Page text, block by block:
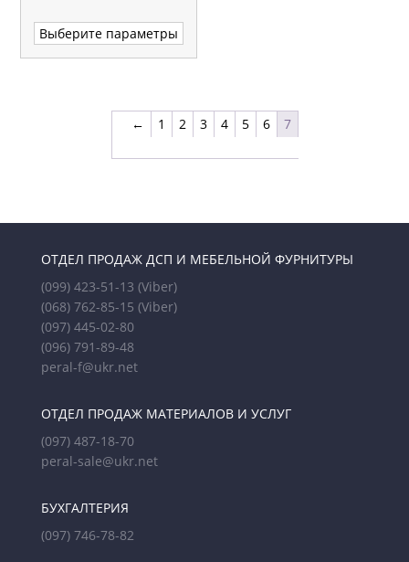
292,34 грн.
–
Выберите параметры
Этот
товар
имеет
Опции
товара.
← 1 2 3 4 5 6 7
ОТДЕЛ ПРОДАЖ ДСП И МЕБЕЛЬНОЙ ФУРНИТУРЫ
(099) 423-51-13 (Viber)
(068) 762-85-15 (Viber)
(097) 445-02-80
(096) 791-89-48
peral-f@ukr.net
ОТДЕЛ ПРОДАЖ МАТЕРИАЛОВ И УСЛУГ
(097) 487-18-70
peral-sale@ukr.net
БУХГАЛТЕРИЯ
(097) 746-78-82